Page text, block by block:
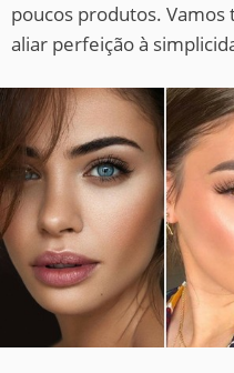
poucos produtos. Vamos
aliar perfeição à